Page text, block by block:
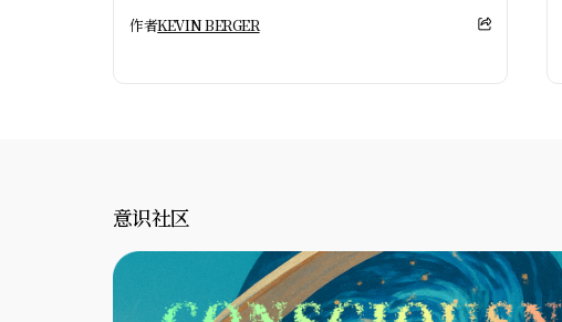
作者KEVIN BERGER
意识社区